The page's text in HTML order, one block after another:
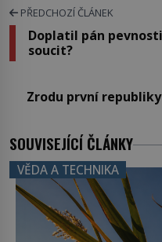
PŘEDCHOZÍ ČLÁNEK
Doplatil pán
soucit?
Zrodu první
SOUVISEJÍCÍ ČLÁNKY
VĚDA A TECHNIKA